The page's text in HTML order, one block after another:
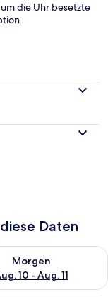
die Uhr besetzte
Daten
Aug. 9 - Aug.
Morgen
10 - Aug. 11
die Verfügbarkeit